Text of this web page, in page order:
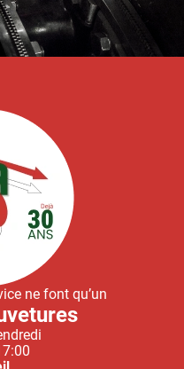
ne font qu’un